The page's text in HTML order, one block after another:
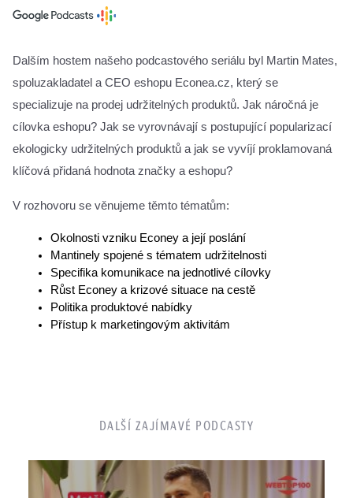
Dalším hostem našeho podcastového seriálu byl Martin Mates,
spoluzakladatel a CEO eshopu Econea.cz, který se
specializuje na prodej udržitelných produktů. Jak náročná je
cílovka eshopu? Jak se vyrovnávají s postupující popularizací
ekologicky udržitelných produktů a jak se vyvíjí proklamovaná
klíčová přidaná hodnota značky a eshopu?
V rozhovoru se věnujeme těmto tématům:
Okolnosti vzniku Econey a její poslání
Mantinely spojené s tématem udržitelnosti
Specifika komunikace na jednotlivé cílovky
Růst Econey a krizové situace na cestě
Politika produktové nabídky
Přístup k marketingovým aktivitám
DALŠÍ ZAJÍMAVÉ PODCASTY